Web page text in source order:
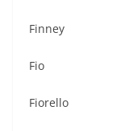
Finney
Fio
Fiorello